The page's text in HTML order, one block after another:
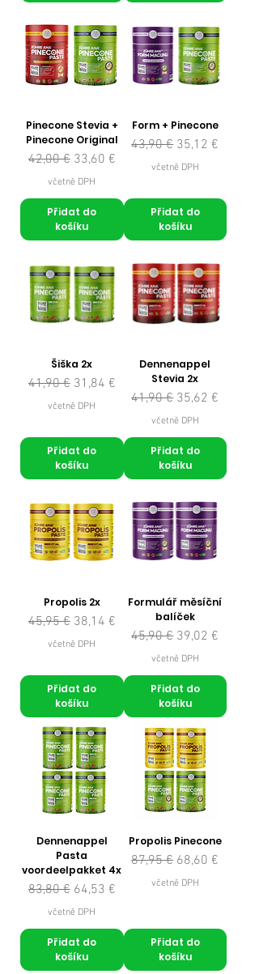
Pinecone Stevia +
Pinecone Original
Běžná cena
42,00 € Zvýhodněná cena
33,60 €
včetně DPH
Přidat do
košíku
Form + Pinecone
Běžná cena
43,90 € Zvýhodněná
35,12 €
včetně DPH
Přidat do
košíku
Šiška 2x
Běžná cena
41,90 € Zvýhodněná cena
31,84 €
včetně DPH
Přidat do
košíku
Dennenappel
Stevia 2x
Běžná cena
41,90 € Zvýhodněná
35,62 €
včetně DPH
Přidat do
košíku
Propolis 2x
Běžná cena
45,95 € Zvýhodněná cena
38,14 €
včetně DPH
Přidat do
košíku
Formulář měsíční
balíček
Běžná cena
45,90 € Zvýhodněná
39,02 €
včetně DPH
Přidat do
košíku
Dennenappel
Pasta
voordeelpakket 4x
Běžná cena
83,80 € Zvýhodněná cena
64,53 €
včetně DPH
Přidat do
košíku
Propolis Pinecone
Běžná cena
87,95 € Zvýhodněná
68,60 €
včetně DPH
Přidat do
košíku